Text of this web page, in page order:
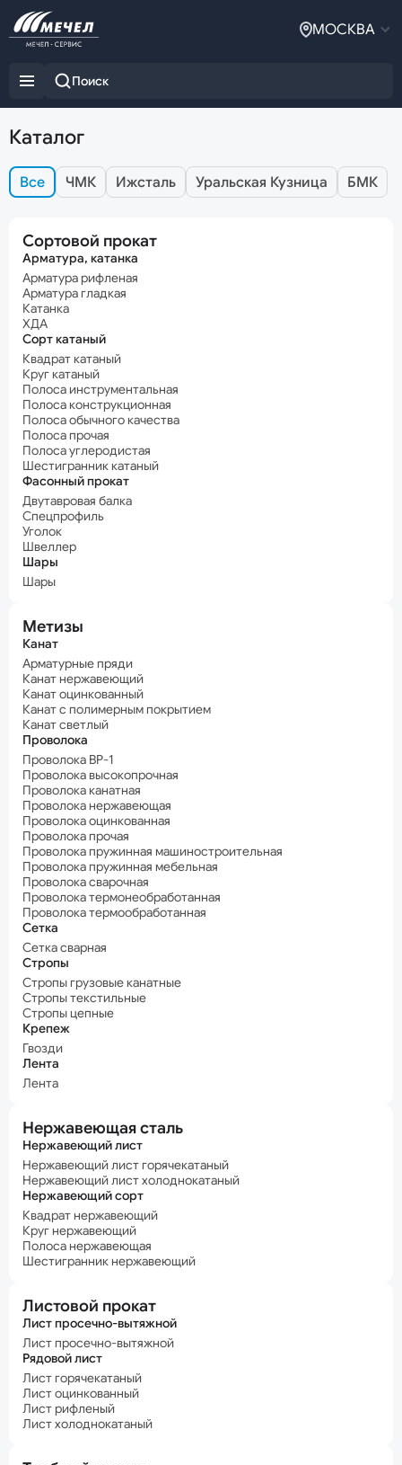
МОСКВА
Каталог
Все ЧМК Ижсталь Уральская Кузница БМК
Сортовой прокат
Арматура, катанка
Арматура рифленая
Арматура гладкая
Катанка
ХДА
Сорт катаный
Квадрат катаный
Круг катаный
Полоса инструментальная
Полоса конструкционная
Полоса обычного качества
Полоса прочая
Полоса углеродистая
Шестигранник катаный
Фасонный прокат
Двутавровая балка
Спецпрофиль
Уголок
Швеллер
Шары
Шары
Метизы
Канат
Арматурные пряди
Канат нержавеющий
Канат оцинкованный
Канат с полимерным покрытием
Канат светлый
Проволока
Проволока ВР-1
Проволока высокопрочная
Проволока канатная
Проволока нержавеющая
Проволока оцинкованная
Проволока прочая
Проволока пружинная машиностроительная
Проволока пружинная мебельная
Проволока сварочная
Проволока термонеобработанная
Проволока термообработанная
Сетка
Сетка сварная
Стропы
Стропы грузовые канатные
Стропы текстильные
Стропы цепные
Крепеж
Гвозди
Лента
Лента
Нержавеющая сталь
Нержавеющий лист
Нержавеющий лист горячекатаный
Нержавеющий лист холоднокатаный
Нержавеющий сорт
Квадрат нержавеющий
Круг нержавеющий
Полоса нержавеющая
Шестигранник нержавеющий
Листовой прокат
Лист просечно-вытяжной
Лист просечно-вытяжной
Рядовой лист
Лист горячекатаный
Лист оцинкованный
Лист рифленый
Лист холоднокатаный